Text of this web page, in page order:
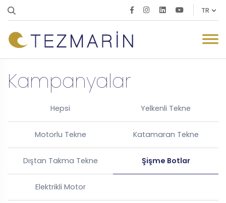
Kampanyalar
Hepsi Yelkenli Tekne
Motorlu Tekne Katamaran Tekne
Dıştan Takma Tekne Şişme Botlar
Elektrikli Motor